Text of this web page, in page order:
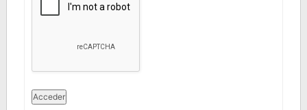
Acceder